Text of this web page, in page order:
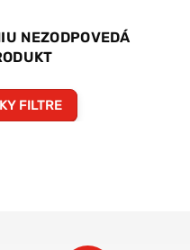
NEZODPOVEDÁ
FILTRE